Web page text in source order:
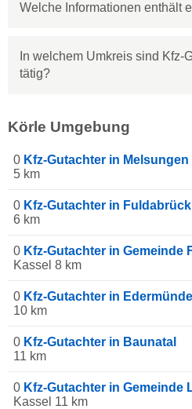
Welche Informationen enthält
In welchem Umkreis sind Kfz-
tätig?
Körle Umgebung
0 Kfz-Gutachter in Melsungen
5 km
0 Kfz-Gutachter in Fuldabrück
6 km
0 Kfz-Gutachter in Gemeinde
Kassel 8 km
0 Kfz-Gutachter in Edermünde
10 km
0 Kfz-Gutachter in Baunatal
11 km
0 Kfz-Gutachter in Gemeinde
Kassel 11 km